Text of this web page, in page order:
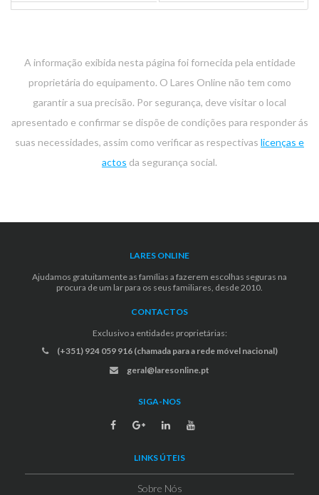
A informação exibida nesta página foi fornecida pela entidade
proprietária do equipamento. O Lares Online não tem como
garantir a sua precisão. Por segurança, deve visitar o local
apresentado e confirmar se dispõe de condições para responder ás
suas necessidades, assim como verificar as respectivas licenças e
actos da segurança social.
LARES ONLINE
Ajudamos gratuitamente as famílias a fazerem escolhas seguras na
procura de um lar para os seus familiares, desde 2010.
CONTACTOS
Exclusivo a entidades proprietárias:
(+351) 924 059 916 (chamada para a rede móvel nacional)
geral@laresonline.pt
SIGA-NOS
LINKS ÚTEIS
Sobre Nós